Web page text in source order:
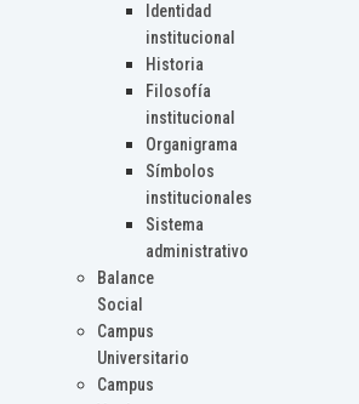
Identidad
institucional
Historia
Filosofía
institucional
Organigrama
Símbolos
institucionales
Sistema
administrativo
Balance
Social
Campus
Universitario
Campus